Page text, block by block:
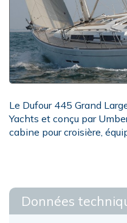
Le Dufour 445 Grand
Yachts et conçu par
cabine pour croisière,
Données